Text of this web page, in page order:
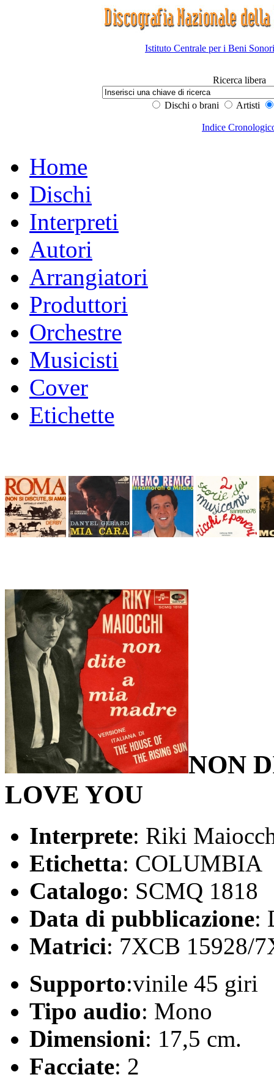
Istituto Centrale per i Beni
Ricerca libera
Dischi o brani Artisti
Indice
Home
Dischi
Interpreti
Autori
Arrangiatori
Produttori
Orchestre
Musicisti
Cover
Etichette
NON
LOVE YOU
Interprete: Riki
Etichetta: COLUMBIA
Catalogo: SCMQ 1818
Data di pubblicazione:
Matrici: 7XCB 15928/
Supporto:vinile 45 giri
Tipo audio: Mono
Dimensioni: 17,5 cm.
Facciate: 2